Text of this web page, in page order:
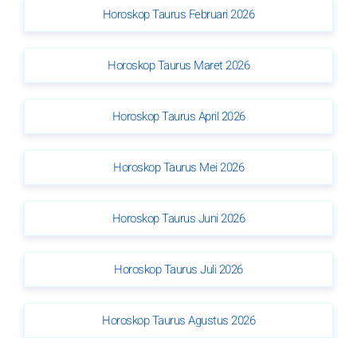
Horoskop Taurus Februari 2026
Horoskop Taurus Maret 2026
Horoskop Taurus April 2026
Horoskop Taurus Mei 2026
Horoskop Taurus Juni 2026
Horoskop Taurus Juli 2026
Horoskop Taurus Agustus 2026